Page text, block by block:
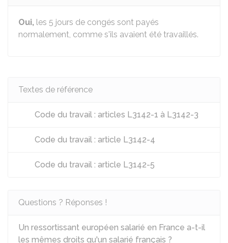
Oui, les 5 jours de congés sont payés
normalement, comme s'ils avaient été travaillés.
Textes de référence
Code du travail : articles L3142-1 à L3142-3
Code du travail : article L3142-4
Code du travail : article L3142-5
Questions ? Réponses !
Un ressortissant européen salarié en France a-t-il
les mêmes droits qu'un salarié français ?